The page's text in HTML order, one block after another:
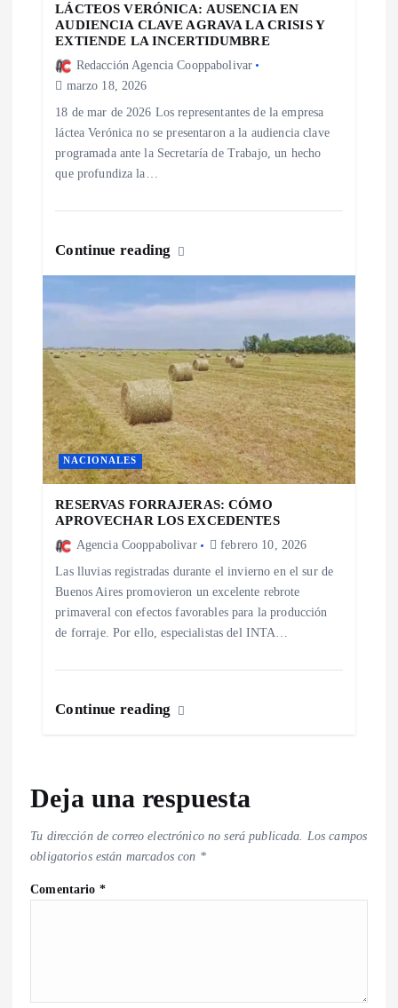
LÁCTEOS VERÓNICA: AUSENCIA EN
AUDIENCIA CLAVE AGRAVA LA CRISIS Y
EXTIENDE LA INCERTIDUMBRE
Redacción Agencia Cooppabolivar
marzo 18, 2026
18 de mar de 2026 Los representantes de la empresa
láctea Verónica no se presentaron a la audiencia clave
programada ante la Secretaría de Trabajo, un hecho
que profundiza la…
Continue reading
NACIONALES
RESERVAS FORRAJERAS: CÓMO
APROVECHAR LOS EXCEDENTES
Agencia Cooppabolivar febrero 10, 2026
Las lluvias registradas durante el invierno en el sur de
Buenos Aires promovieron un excelente rebrote
primaveral con efectos favorables para la producción
de forraje. Por ello, especialistas del INTA…
Continue reading
Deja una respuesta
Tu dirección de correo electrónico no será publicada.
Los campos
obligatorios están marcados con *
Comentario *